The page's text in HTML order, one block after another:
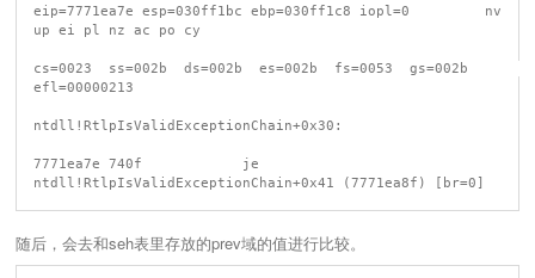
eip=7771ea7e esp=030ff1bc ebp=030ff1c8 iopl=0         nv
up ei pl nz ac po cy
cs=0023  ss=002b  ds=002b  es=002b  fs=0053  gs=002b
efl=00000213
ntdll!RtlpIsValidExceptionChain+0x30:
7771ea7e 740f            je
随后，会去和seh表里存放的prev域的值进行比较。